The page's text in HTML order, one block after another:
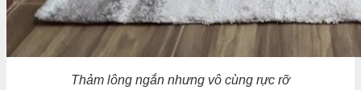
Thảm lông ngắn nhưng vô cùng rực rỡ